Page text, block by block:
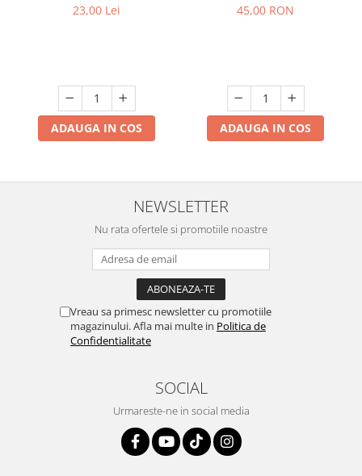
23,00 Lei
ADAUGA IN COS
45,00 RON
ADAUGA IN COS
NEWSLETTER
Nu rata ofertele si promotiile noastre
Vreau sa primesc newsletter cu promotiile
magazinului. Afla mai multe in Politica de
Confidentialitate
SOCIAL
Urmareste-ne in social media